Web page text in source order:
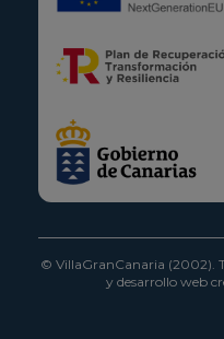
© VillaGranCanaria (2002).
y desarrollo web